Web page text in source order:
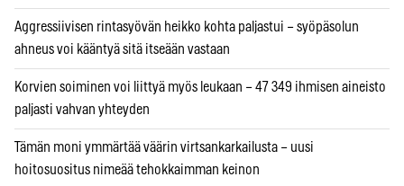
Aggressiivisen rintasyövän heikko kohta paljastui – syöpäsolun
ahneus voi kääntyä sitä itseään vastaan
Korvien soiminen voi liittyä myös leukaan – 47 349 ihmisen aineisto
paljasti vahvan yhteyden
Tämän moni ymmärtää väärin virtsankarkailusta – uusi
hoitosuositus nimeää tehokkaimman keinon